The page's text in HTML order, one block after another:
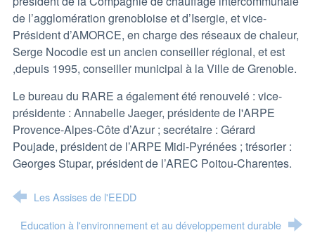
de l’agglomération grenobloise et d’Isergie, et vice-
Président d’AMORCE, en charge des réseaux de chaleur,
Serge Nocodie est un ancien conseiller régional, et est
,depuis 1995, conseiller municipal à la Ville de Grenoble.
Le bureau du RARE a également été renouvelé : vice-
présidente : Annabelle Jaeger, présidente de l'ARPE
Provence-Alpes-Côte d’Azur ; secrétaire : Gérard
Poujade, président de l’ARPE Midi-Pyrénées ; trésorier :
Georges Stupar, président de l’AREC Poitou-Charentes.
Les Assises de l'EEDD
Education à l'environnement et au développement durable